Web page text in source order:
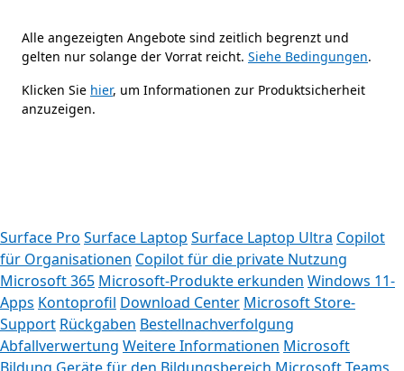
Alle angezeigten Angebote sind zeitlich begrenzt und
gelten nur solange der Vorrat reicht. Siehe Bedingungen.
Klicken Sie hier, um Informationen zur Produktsicherheit
anzuzeigen.
Surface Pro Surface Laptop Surface Laptop Ultra Copilot
für Organisationen Copilot für die private Nutzung
Microsoft 365 Microsoft-Produkte erkunden Windows 11-
Apps Kontoprofil Download Center Microsoft Store-
Support Rückgaben Bestellnachverfolgung
Abfallverwertung Weitere Informationen Microsoft